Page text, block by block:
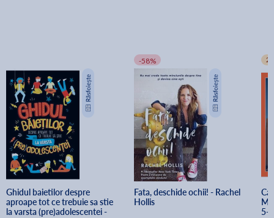
Ghidul baietilor despre
aproape tot ce trebuie sa stie
la varsta (pre)adolescentei -
-58%
Fata, deschide ochii! - Rachel
Hollis
5-